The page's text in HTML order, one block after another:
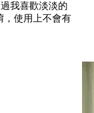
我喜歡淡淡的
，使用上不會有